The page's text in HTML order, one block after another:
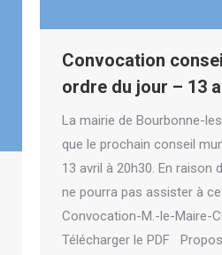
Convocation
ordre du jour – 13
La mairie de Bourbonne-
que le prochain conseil
13 avril à 20h30. En raison
ne pourra pas assister à
Convocation-M.-le-Maire-
Télécharger le PDF